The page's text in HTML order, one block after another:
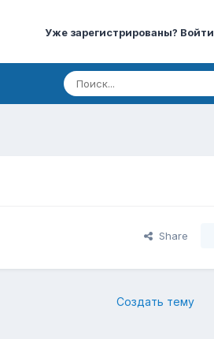
Уже зарегистрированы? Войти
Share
Создать тему